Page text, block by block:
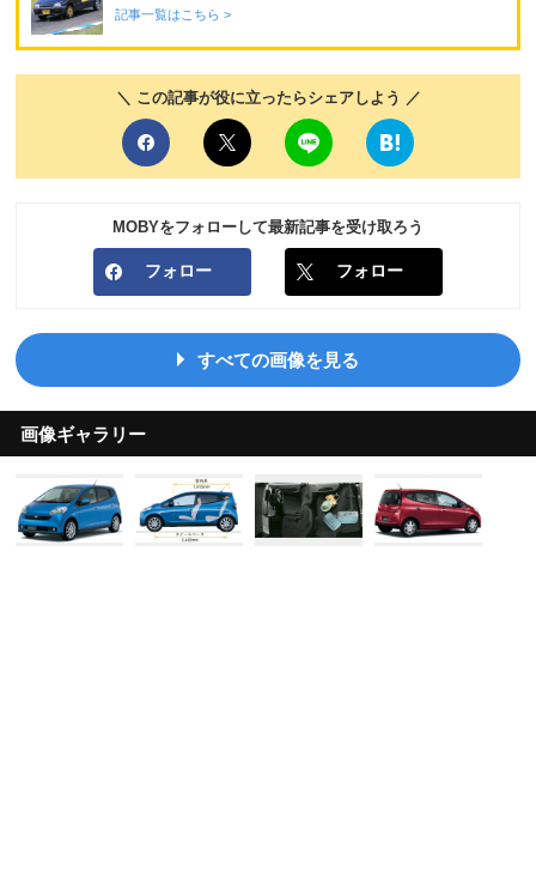
記事一覧はこちら >
＼ この記事が役に立ったらシェアしよう ／
MOBYをフォローして最新記事を受け取ろう
フォロー フォロー
すべての画像を見る
画像ギャラリー